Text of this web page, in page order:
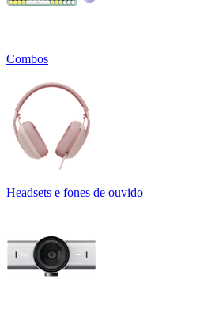
Combos
Headsets e fones de ouvido